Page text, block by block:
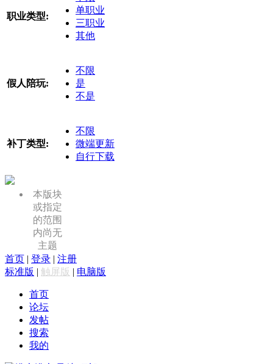
职业类型:
单职业
三职业
其他
假人陪玩:
不限
是
不是
补丁类型:
不限
微端更新
自行下载
本版块
或指定
的范围
内尚无
主题
首页 | 登录 | 注册
标准版 | 触屏版 | 电脑版
首页
论坛
发帖
搜索
我的